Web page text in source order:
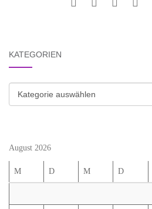
KATEGORIEN
Kategorien
August 2026
M D M D